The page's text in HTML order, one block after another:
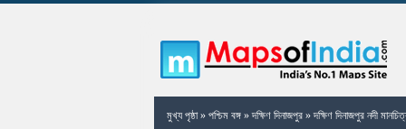
মুখ্য পৃষ্ঠা» পশ্চিম বঙ্গ»দক্ষিণ দিনাজপুর»দক্ষিণ দিনাজপুর নদী